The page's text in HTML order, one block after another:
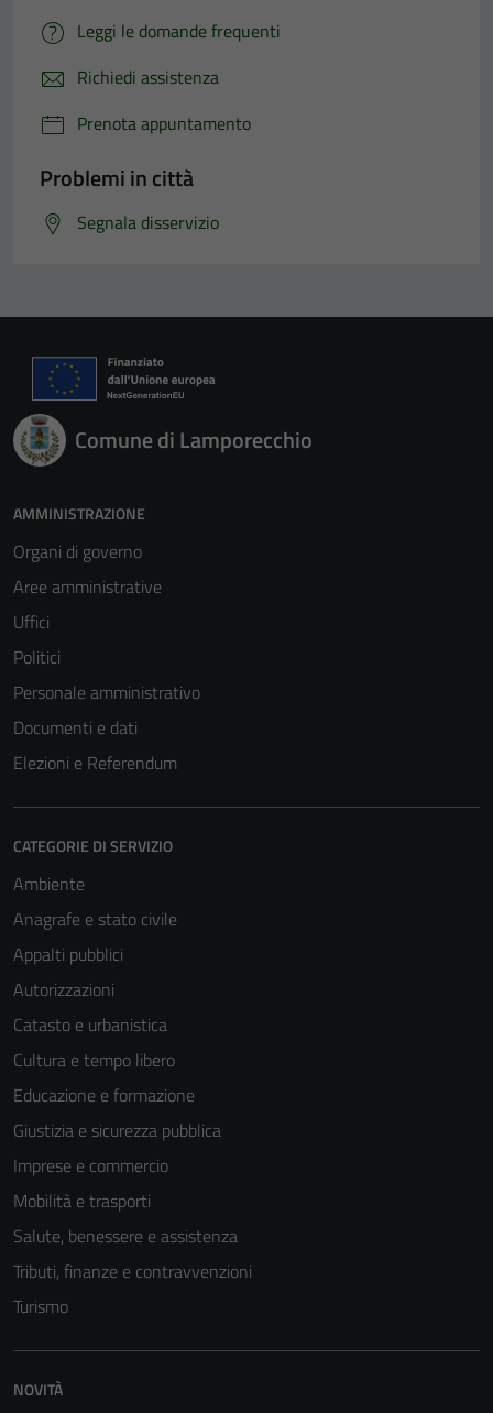
Leggi le domande frequenti
Richiedi assistenza
Prenota appuntamento
Problemi in città
Segnala disservizio
Comune di Lamporecchio
AMMINISTRAZIONE
Organi di governo
Aree amministrative
Uffici
Politici
Personale amministrativo
Documenti e dati
Elezioni e Referendum
CATEGORIE DI SERVIZIO
Ambiente
Anagrafe e stato civile
Appalti pubblici
Autorizzazioni
Catasto e urbanistica
Cultura e tempo libero
Educazione e formazione
Giustizia e sicurezza pubblica
Imprese e commercio
Mobilità e trasporti
Salute, benessere e assistenza
Tributi, finanze e contravvenzioni
Turismo
NOVITÀ